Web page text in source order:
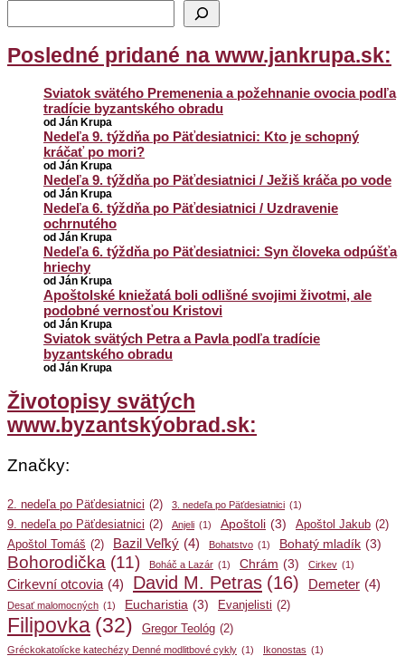
Posledné pridané na www.jankrupa.sk:
Sviatok svätého Premenenia a požehnanie ovocia podľa
tradície byzantského obradu
od Ján Krupa
Nedeľa 9. týždňa po Päťdesiatnici: Kto je schopný
kráčať po mori?
od Ján Krupa
Nedeľa 9. týždňa po Päťdesiatnici / Ježiš kráča po vode
od Ján Krupa
Nedeľa 6. týždňa po Päťdesiatnici / Uzdravenie
ochrnutého
od Ján Krupa
Nedeľa 6. týždňa po Päťdesiatnici: Syn človeka odpúšťa
hriechy
od Ján Krupa
Apoštolské kniežatá boli odlišné svojimi životmi, ale
podobné vernosťou Kristovi
od Ján Krupa
Sviatok svätých Petra a Pavla podľa tradície
byzantského obradu
od Ján Krupa
Životopisy svätých
www.byzantskýobrad.sk:
Značky:
2. nedeľa po Päťdesiatnici (2) 3. nedeľa po Päťdesiatnici (1)
9. nedeľa po Päťdesiatnici (2) Anjeli (1) Apoštoli (3) Apoštol Jakub (2)
Apoštol Tomáš (2) Bazil Veľký (4) Bohatstvo (1) Bohatý mladík (3)
Bohorodička (11) Boháč a Lazár (1) Chrám (3) Cirkev (1)
Cirkevní otcovia (4) David M. Petras (16) Demeter (4)
Desať malomocných (1) Eucharistia (3) Evanjelisti (2)
Filipovka (32) Gregor Teológ (2)
Gréckokatolícke katechézy Denné modlitbové cykly (1) Ikonostas (1)